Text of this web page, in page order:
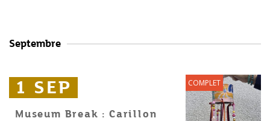
Septembre
1 SEP
1 SEP
1 SEP COMPLET
Museum Break : Carillon